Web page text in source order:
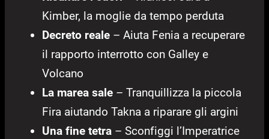
Kimber, la moglie da tempo perduta
Decreto reale – Aiuta Fenia a recuperare
il rapporto interrotto con Galley e
Volcano
La marea sale – Tranquillizza la piccola
Fira aiutando Takna a riparare gli argini
Una fine tetra – Sconfiggi l’Imperatrice